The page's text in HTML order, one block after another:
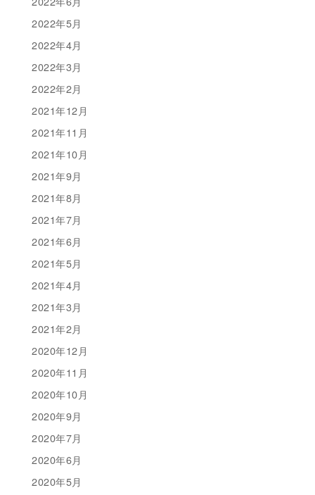
2022年5月
2022年4月
2022年3月
2022年2月
2021年12月
2021年11月
2021年10月
2021年9月
2021年8月
2021年7月
2021年6月
2021年5月
2021年4月
2021年3月
2021年2月
2020年12月
2020年11月
2020年10月
2020年9月
2020年7月
2020年6月
2020年5月